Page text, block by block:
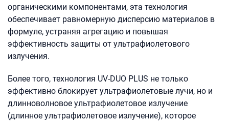
органическими компонентами, эта технология
обеспечивает равномерную дисперсию материалов в
формуле, устраняя агрегацию и повышая
эффективность защиты от ультрафиолетового
излучения.
Более того, технология UV-DUO PLUS не только
эффективно блокирует ультрафиолетовые лучи, но и
длинноволновое ультрафиолетовое излучение
(длинное ультрафиолетовое излучение), которое